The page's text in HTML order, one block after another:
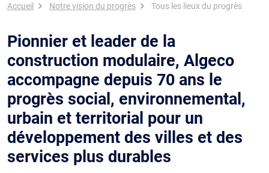
Fil d'Ariane
Accueil Notre vision du progrès Tous les lieux du progrès
Pionnier et leader de la
construction modulaire, Algeco
accompagne depuis 70 ans le
progrès social, environnemental,
urbain et territorial pour un
développement des villes et des
services plus durables